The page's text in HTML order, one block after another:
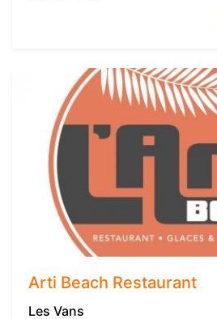
Arti Beach Restaurant
Les Vans